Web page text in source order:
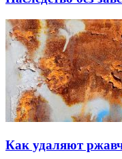
Как удаляют